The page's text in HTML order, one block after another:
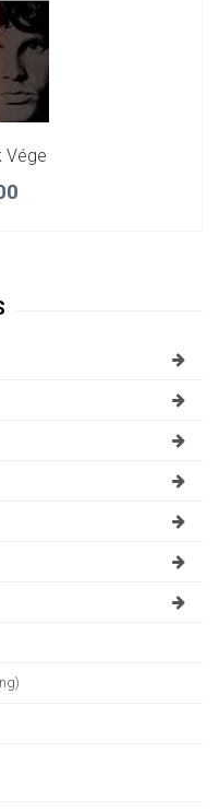
Vége